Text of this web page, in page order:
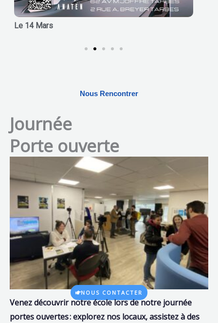
Le 14 Mars
Nous Rencontrer
Journée
Porte ouverte
NOUS CONTACTER
Venez découvrir notre écolelors de notre journée
portes ouvertes : explorez nos locaux, assistez à des